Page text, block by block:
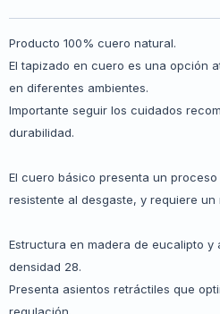
Producto 100% cuero natural.
El tapizado en cuero es una opción
en diferentes ambientes.
Importante seguir los cuidados
durabilidad.
El cuero básico presenta un
resistente al desgaste, y requiere un
Estructura en madera de eucalipto y
densidad 28.
Presenta asientos retráctiles que